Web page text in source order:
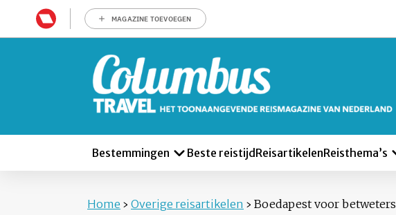
MAGAZINE TOEVOEGEN
Bestemmingen Beste reistijd ReisartikelenReisthema’s
Home › Overige reisartikelen › Boedapest voor betweters